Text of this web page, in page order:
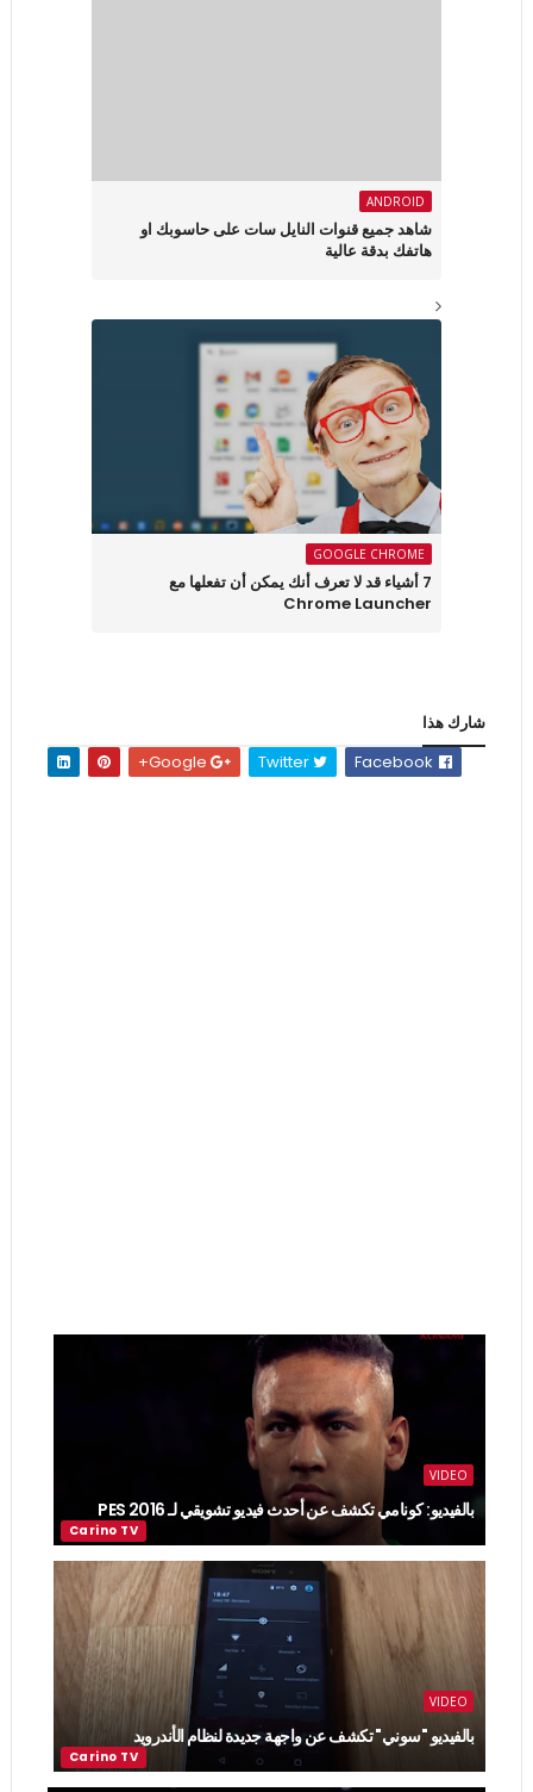
ANDROID
شاهد جميع قنوات النايل سات على حاسوبك او
هاتفك بدقة عالية
GOOGLE CHROME
7 أشياء قد لا تعرف أنك يمكن أن تفعلها مع
Chrome Launcher
شارك هذا
Twitter
VIDEO
بالفيديو: كونامي تكشف عن أحدث فيديو تشويقي لـ PES 2016
VIDEO
بالفيديو "سوني" تكشف عن واجهة جديدة لنظام الأندرويد